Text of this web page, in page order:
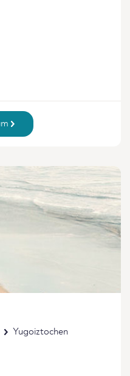
Yugoiztochen